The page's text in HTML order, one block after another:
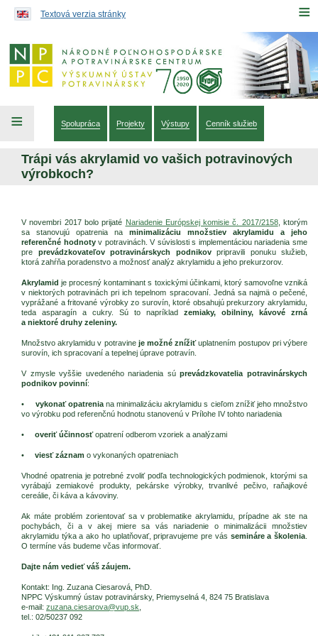
≡
Textová verzia stránky
≡ Spolupráca Projekty Výstupy Cenník služieb
Trápi vás akrylamid vo vašich potravinových
výrobkoch?
V novembri 2017 bolo prijaté Nariadenie Európskej komisie č. 2017/2158, ktorým
sa stanovujú opatrenia na minimalizáciu množstiev akrylamidu a jeho
referenčné hodnotyv potravinách. V súvislosti s implementáciou nariadenia sme
pre prevádzkovateľov potravinárskych podnikovpripravili ponuku služieb,
ktorá zahŕňa poradenstvo a možnosť analýz akrylamidu a jeho prekurzorov.
Akrylamidje procesný kontaminant s toxickými účinkami, ktorý samovoľne vzniká
v niektorých potravinách pri ich tepelnom spracovaní. Jedná sa najmä o pečené,
vyprážané a fritované výrobky zo surovín, ktoré obsahujú prekurzory akrylamidu,
teda asparagín a cukry. Sú to napríklad zemiaky, obilniny, kávové zrná
a niektoré druhy zeleniny.
Množstvo akrylamidu v potravine je možné znížiťuplatnením postupov pri výbere
surovín, ich spracovaní a tepelnej úprave potravín.
V zmysle vyššie uvedeného nariadenia súprevádzkovatelia potravinárskych
podnikov povinní:
• vykonať opatreniana minimalizáciu akrylamidu s cieľom znížiť jeho množstvo
vo výrobku pod referenčnú hodnotu stanovenú v Prílohe IV tohto nariadenia
• overiť účinnosťopatrení odberom vzoriek a analýzami
• viesť záznam o vykonaných opatreniach
Vhodné opatrenia je potrebné zvoliť podľa technologických podmienok, ktorými sa
vyrábajú zemiakové produkty, pekárske výrobky, trvanlivé pečivo, raňajkové
cereálie, či káva a kávoviny.
Ak máte problém zorientovať sa v problematike akrylamidu, prípadne ak ste na
pochybách, či a v akej miere sa vás nariadenie o minimalizácii množstiev
akrylamidu týka a ako ho uplatňovať, pripravujeme pre vás semináre a školenia
O termíne vás budeme včas informovať.
Dajte nám vedieť váš záujem.
Kontakt: Ing. Zuzana Ciesarová, PhD.
NPPC Výskumný ústav potravinársky, Priemyselná 4, 824 75 Bratislava
e-mail: zuzana.ciesarova@vup.sk
tel.: 02/50237 092